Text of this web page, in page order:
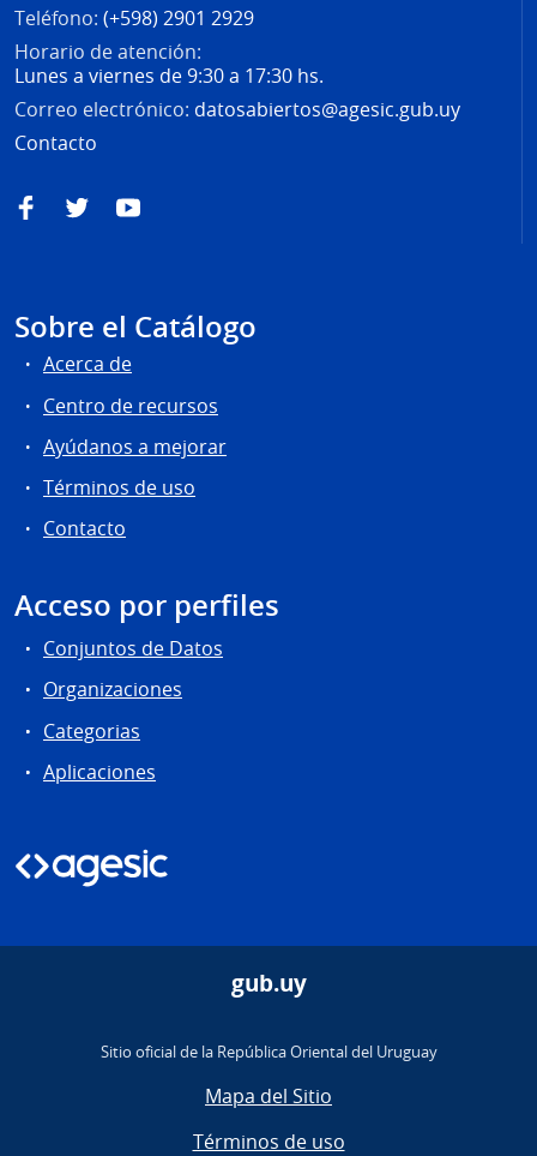
Teléfono: (+598) 2901 2929
Horario de atención:
Lunes a viernes de 9:30 a 17:30 hs.
Correo electrónico: datosabiertos@agesic.gub.uy
Contacto
FacebookTwitterYouTube
Sobre el Catálogo
Acerca de
Centro de recursos
Ayúdanos a mejorar
Términos de uso
Contacto
Acceso por perfiles
Conjuntos de Datos
Organizaciones
Categorias
Aplicaciones
gub.uy
Sitio oficial de la República Oriental del Uruguay
Mapa del Sitio
Términos de uso